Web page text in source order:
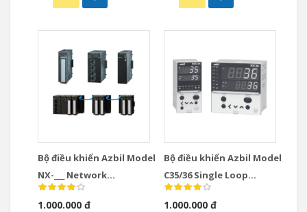
Bộ điều khiển Azbil Model
NX-___ Network
Instrumentation
Modules Controllers
1.000.000 đ
Bộ điều khiển Azbil Model
C35/36 Single Loop
Controllers
1.000.000 đ